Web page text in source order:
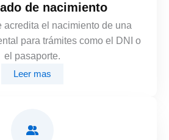
de nacimiento
acredita el nacimiento de una
para trámites como el DNI o
el pasaporte.
Leer mas